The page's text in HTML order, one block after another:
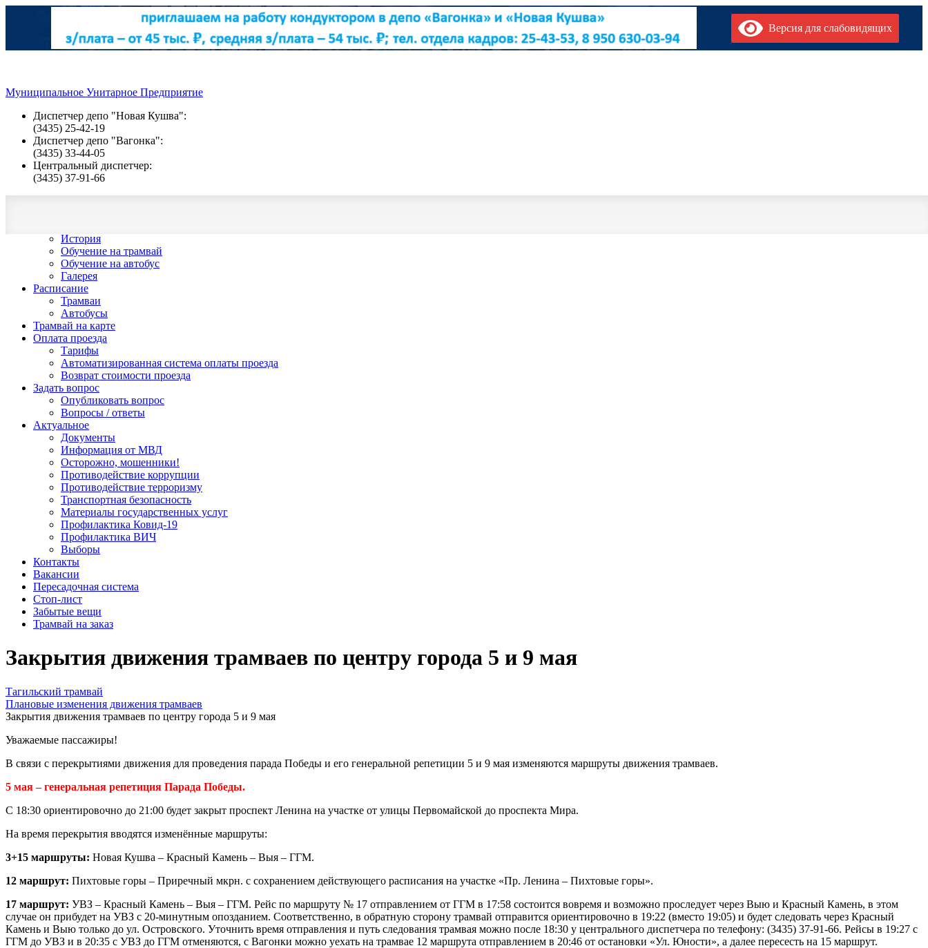
Версия для слабовидящих
Муниципальное Унитарное Предприятие
Диспетчер депо "Новая Кушва":
(3435) 25-42-19
Диспетчер депо "Вагонка":
(3435) 33-44-05
Центральный диспетчер:
(3435) 37-91-66
История
Обучение на трамвай
Обучение на автобус
Галерея
Расписание
Трамваи
Автобусы
Трамвай на карте
Оплата проезда
Тарифы
Автоматизированная система оплаты проезда
Возврат стоимости проезда
Задать вопрос
Опубликовать вопрос
Вопросы / ответы
Актуальное
Документы
Информация от МВД
Осторожно, мошенники!
Противодействие коррупции
Противодействие терроризму
Транспортная безопасность
Материалы государственных услуг
Профилактика Ковид-19
Профилактика ВИЧ
Выборы
Контакты
Вакансии
Пересадочная система
Стоп-лист
Забытые вещи
Трамвай на заказ
Закрытия движения трамваев по центру города 5 и 9 мая
Тагильский трамвай
Плановые изменения движения трамваев
Закрытия движения трамваев по центру города 5 и 9 мая
Уважаемые пассажиры!
В связи с перекрытиями движения для проведения парада Победы и его генеральной репетиции 5 и 9 мая изменяются маршруты движения трамваев.
5 мая – генеральная репетиция Парада Победы.
С 18:30 ориентировочно до 21:00 будет закрыт проспект Ленина на участке от улицы Первомайской до проспекта Мира.
На время перекрытия вводятся изменённые маршруты:
3+15 маршруты: Новая Кушва – Красный Камень – Выя – ГГМ.
12 маршрут: Пихтовые горы – Приречный мкрн. с сохранением действующего расписания на участке «Пр. Ленина – Пихтовые горы».
17 маршрут: УВЗ – Красный Камень – Выя – ГГМ. Рейс по маршруту № 17 отправлением от ГГМ в 17:58 состоится вовремя и возможно проследует через Выю и Красный Камень, в этом
случае он прибудет на УВЗ с 20-минутным опозданием. Соответственно, в обратную сторону трамвай отправится ориентировочно в 19:22 (вместо 19:05) и будет следовать через Красный
Камень и Выю только до ул. Островского. Уточнить время отправления и путь следования трамвая можно после 18:30 у центрального диспетчера по телефону: (3435) 37-91-66. Рейсы в 19:27 с
ГГМ до УВЗ и в 20:35 с УВЗ до ГГМ отменяются, с Вагонки можно уехать на трамвае 12 маршрута отправлением в 20:46 от остановки «Ул. Юности», а далее пересесть на 15 маршрут.